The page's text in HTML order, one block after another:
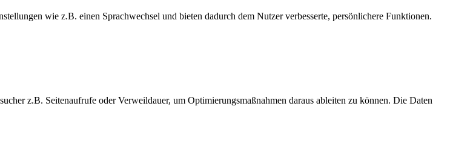
wie z.B. einen Sprachwechsel und bieten dadurch dem Nutzer verbesserte, persönlichere Funktionen.
z.B. Seitenaufrufe oder Verweildauer, um Optimierungsmaßnahmen daraus ableiten zu können. Die Daten